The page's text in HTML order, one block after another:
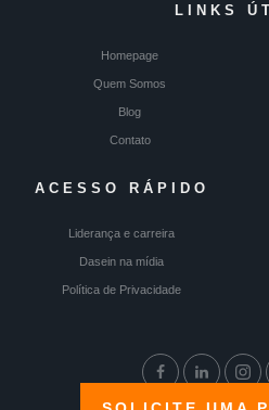
LINKS
Homepage
Quem Somos
Blog
Contato
ACESSO RÁPIDO
Liderança e carreira
Dasein na mídia
Política de Privacidade